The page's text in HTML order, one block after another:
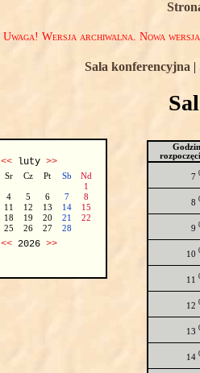
Uwaga! Wersja archiwalna. Nowa
Sala konferencyjna |
<<luty >>
Sr Cz Pt Sb
Nd
1
4 5 6 7
8
11 12 13 14
15
18 19 20 21
22
25 26 27 28
<<2026 >>
7
8
9
10
11
12
13
14